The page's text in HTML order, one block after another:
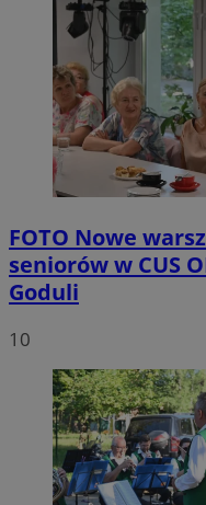
FOTO Nowe
seniorów w CUS
Goduli
10